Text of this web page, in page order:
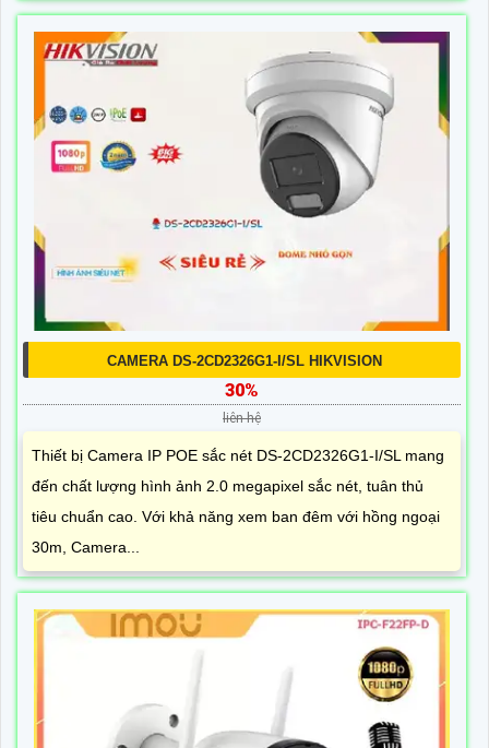
CAMERA DS-2CD2326G1-I/SL HIKVISION
30%
liên hệ
Thiết bị Camera IP POE sắc nét DS-2CD2326G1-I/SL mang
đến chất lượng hình ảnh 2.0 megapixel sắc nét, tuân thủ
tiêu chuẩn cao. Với khả năng xem ban đêm với hồng ngoại
30m, Camera...